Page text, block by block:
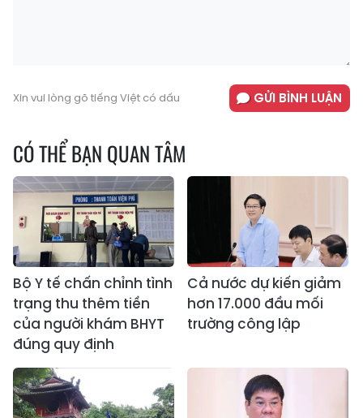
Xin vui lòng gõ tiếng Việt có dấu GỬI BÌNH LUẬN
CÓ THỂ BẠN QUAN TÂM
Bộ Y tế chấn chỉnh tình
trạng thu thêm tiền
của người khám BHYT
đúng quy định
Cả nước dự kiến giảm
hơn 17.000 đầu mối
trường công lập